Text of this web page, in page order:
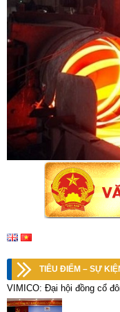
TIÊU ĐIỂM – SỰ
VIMICO: Đại hội đồng cổ